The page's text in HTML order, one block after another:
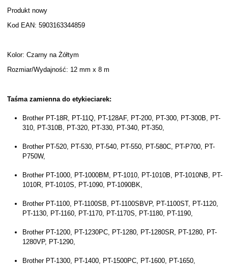
Produkt nowy
Kod EAN: 5903163344859
Kolor: Czarny na Żółtym
Rozmiar/Wydajność: 12 mm x 8 m
Taśma zamienna do etykieciarek:
Brother PT-18R, PT-11Q, PT-128AF, PT-200, PT-300, PT-300B, PT-
310, PT-310B, PT-320, PT-330, PT-340, PT-350,
Brother PT-520, PT-530, PT-540, PT-550, PT-580C, PT-P700, PT-
P750W,
Brother PT-1000, PT-1000BM, PT-1010, PT-1010B, PT-1010NB, PT-
1010R, PT-1010S, PT-1090, PT-1090BK,
Brother PT-1100, PT-1100SB, PT-1100SBVP, PT-1100ST, PT-1120,
PT-1130, PT-1160, PT-1170, PT-1170S, PT-1180, PT-1190,
Brother PT-1200, PT-1230PC, PT-1280, PT-1280SR, PT-1280, PT-
1280VP, PT-1290,
Brother PT-1300, PT-1400, PT-1500PC, PT-1600, PT-1650,